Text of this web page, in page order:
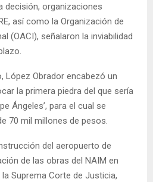
decisión, organizaciones
así como la Organización de
(OACI), señalaron la inviabilidad
López Obrador encabezó un
la primera piedra del que sería
Ángeles’, para el cual se
70 mil millones de pesos.
del aeropuerto de
de las obras del NAIM en
Suprema Corte de Justicia,